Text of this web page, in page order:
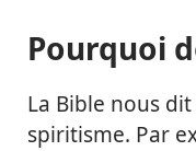
Pourquoi
La Bible nous
spiritisme. Par